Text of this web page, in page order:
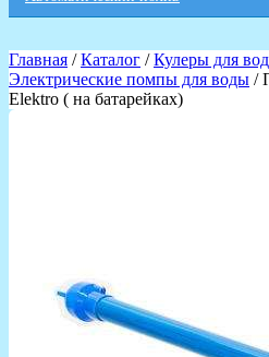
Главная /Каталог /Кулеры для
Электрические помпы для воды /
Elektro ( на батарейках)